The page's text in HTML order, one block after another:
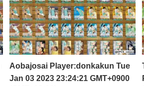
Aobajosai Player:donkakun Tue
Jan 03 2023 23:24:21 GMT+0900